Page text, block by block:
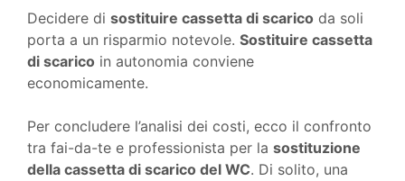
Decidere di sostituire cassetta di scarico da soli
porta a un risparmio notevole. Sostituire cassetta
di scarico in autonomia conviene
economicamente.
Per concludere l’analisi dei costi, ecco il confronto
tra fai-da-te e professionista per la sostituzione
della cassetta di scarico del WC. Di solito, una